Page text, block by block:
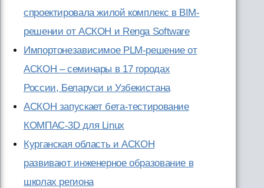
спроектировала жилой комплекс в BIM-
решении от АСКОН и Renga Software
Импортонезависимое PLM-решение от
АСКОН – семинары в 17 городах
России, Беларуси и Узбекистана
АСКОН запускает бета-тестирование
КОМПАС-3D для Linux
Курганская область и АСКОН
развивают инженерное образование в
школах региона